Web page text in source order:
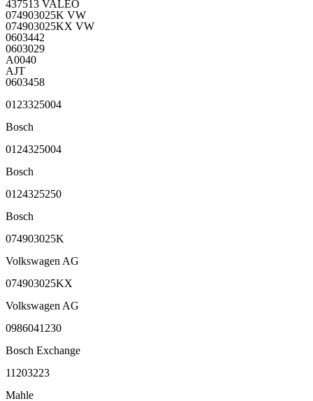
437513 VALEO
074903025K VW
074903025KX VW
0603442
0603029
A0040
AJT
0603458
0123325004
Bosch
0124325004
Bosch
0124325250
Bosch
074903025K
Volkswagen AG
074903025KX
Volkswagen AG
0986041230
Bosch Exchange
11203223
Mahle